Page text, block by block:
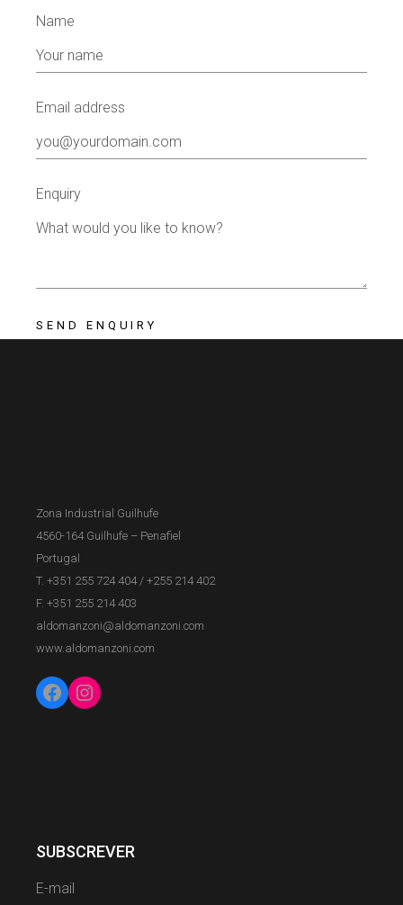
Name
Email address
Enquiry
Zona Industrial Guilhufe
4560-164 Guilhufe – Penafiel
Portugal
T. +351 255 724 404/+255 214 402
F. +351 255 214 403
aldomanzoni@aldomanzoni.com
www.aldomanzoni.com
Facebook
Instagram
SUBSCREVER